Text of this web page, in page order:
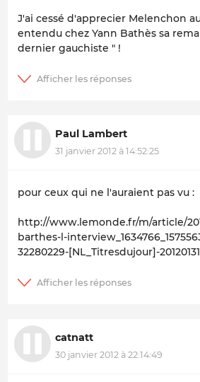
J'ai cessé d'apprecier Melenchon
entendu chez Yann Bathès sa
dernier gauchiste " !
Paul Lambert
31 janvier 2012 à 14:52:25
pour ceux qui ne l'auraient pas vu :
http://www.lemonde.fr/m/article/
barthes-l-
32280229-[NL_Titresdujour]-
catnatt
30 janvier 2012 à 22:14:49